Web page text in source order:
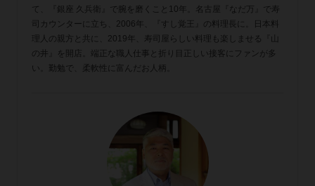
て、『銀座 久兵衛』で腕を磨くこと10年。名古屋『なだ万』で寿
司カウンターに立ち、2006年、『すし覚王』の料理長に。日本料
理人の親方と共に、2019年、寿司屋らしい料理も楽しませる『山
の井』を開店。端正な職人仕事と折り目正しい接客にファンが多
い。勤勉で、柔軟性に富んだお人柄。